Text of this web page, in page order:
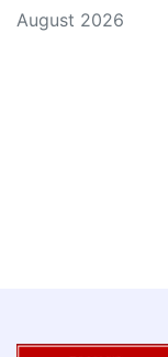
August 2026